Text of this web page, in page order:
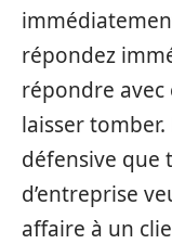
répondez
répondre
laisser
défensive que
d’entreprise
affaire à un